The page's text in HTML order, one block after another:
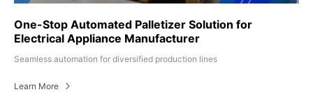
One-Stop Automated Palletizer Solution for
Electrical Appliance Manufacturer
Seamless automation for diversified production lines
Learn More